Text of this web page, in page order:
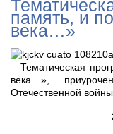
память, и
века…»
Тематическая
века…»,
Отечественной